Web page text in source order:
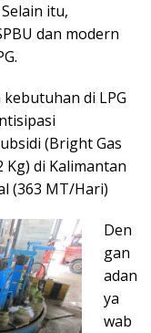
itu,
dan modern
di LPG
(Bright Gas
Kg) di Kalimantan
(363 MT/Hari)
Den
gan
adan
ya
wab